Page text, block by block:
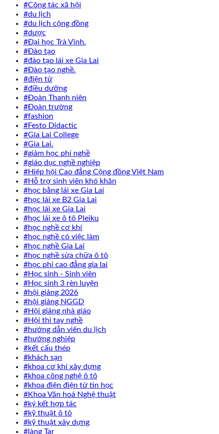
#Công tác xã hội
#du lịch
#du lịch cộng đồng
#dược
#Đại học Trà Vinh.
#Đào tạo
#đào tạo lái xe Gia Lai
#Đào tạo nghề.
#điện tử
#điều dưỡng
#Đoàn Thanh niên
#Đoàn trường
#fashion
#Festo Didactic
#Gia Lai College
#Gia Lai.
#giảm học phí nghề
#giáo dục nghề nghiệp
#Hiệp hội Cao đẳng Cộng đồng Việt Nam
#Hỗ trợ sinh viên khó khăn
#học bằng lái xe Gia Lai
#học lái xe B2 Gia Lai
#học lái xe Gia Lai
#học lái xe ô tô Pleiku
#học nghề cơ khí
#học nghề có việc làm
#học nghề Gia Lai
#học nghề sửa chữa ô tô
#học phí cao đẳng gia lai
#Học sinh - Sinh viên
#Học sinh 3 rèn luyện
#hội giảng 2026
#hội giảng NGGD
#Hội giảng nhà giáo
#Hội thi tay nghề
#hướng dẫn viên du lịch
#hướng nghiệp
#kết cấu thép
#khách sạn
#khoa cơ khí xây dựng
#khoa công nghệ ô tô
#khoa điện điện tử tin học
#Khoa Văn hoá Nghệ thuật
#ký kết hợp tác
#kỹ thuật ô tô
#kỹ thuật xây dựng
#làng Tar